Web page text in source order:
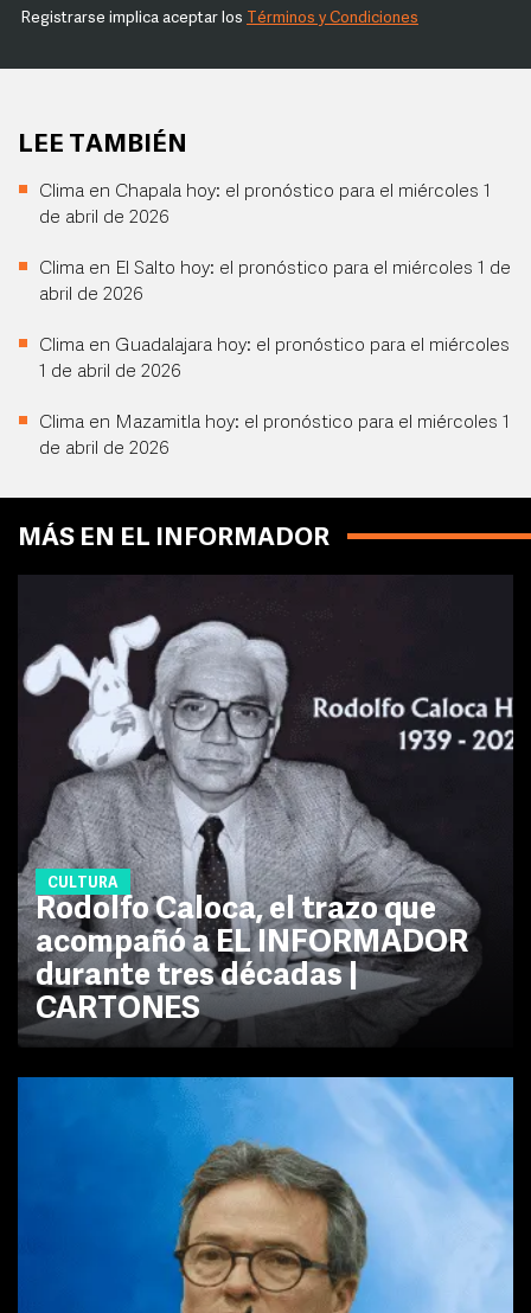
Registrarse implica aceptar los Términos y Condiciones
LEE TAMBIÉN
Clima en Chapala hoy: el pronóstico para el miércoles 1
de abril de 2026
Clima en El Salto hoy: el pronóstico para el miércoles 1 de
abril de 2026
Clima en Guadalajara hoy: el pronóstico para el miércoles
1 de abril de 2026
Clima en Mazamitla hoy: el pronóstico para el miércoles 1
de abril de 2026
MÁS EN EL INFORMADOR
CULTURA
Rodolfo Caloca, el trazo que
acompañó a EL INFORMADOR
durante tres décadas |
CARTONES